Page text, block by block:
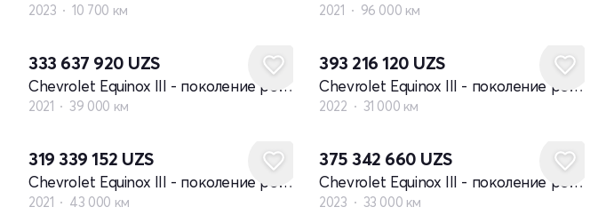
2023 10 700 км 2021 96 000 км
333 637 920 UZS
Chevrolet Equinox III - поколение рестайлинг
2021 39 000 км
393 216 120 UZS
Chevrolet Equinox III - поколение рестайлинг
2022 31 000 км
319 339 152 UZS
Chevrolet Equinox III - поколение рестайлинг
2021 43 000 км
375 342 660 UZS
Chevrolet Equinox III - поколение рестайлинг
2023 33 000 км